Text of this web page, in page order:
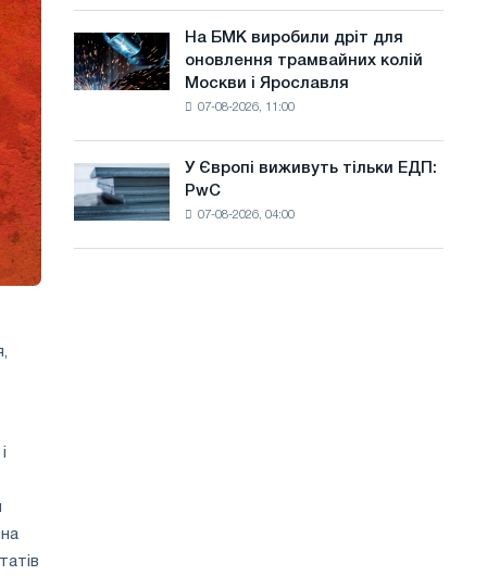
у
досягнення
цілей
декарбонізації
На
БМК
виробили
трамвайних
колій
і
На БМК виробили дріт для
оновлення трамвайних колій
Москви і Ярославля
07-08-2026, 11:00
Європі
виживуть
У Європі виживуть тільки ЕДП:
PwC
07-08-2026, 04:00